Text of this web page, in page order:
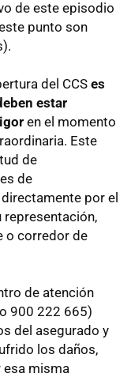
de este episodio
punto son
del CCS es
estar
en el momento
Este
de
de
por el
representación,
o corredor de
de atención
900 222 665)
del asegurado y
los daños,
esa misma